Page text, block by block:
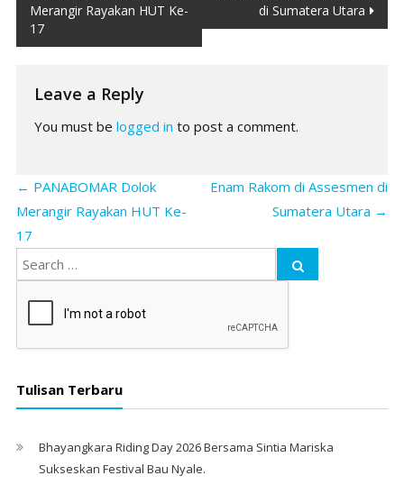
navigation
Merangir Rayakan HUT Ke-
17
di Sumatera Utara
Leave a Reply
You must be logged in to post a comment.
← PANABOMAR Dolok
Merangir Rayakan HUT Ke-
17
Enam Rakom di Assesmen di
Sumatera Utara →
Tulisan Terbaru
Bhayangkara Riding Day 2026 Bersama Sintia Mariska
Sukseskan Festival Bau Nyale. ‎